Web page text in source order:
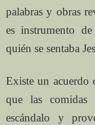
palabras y obras
es instrumento
quién se sentaba
Existe un acuerdo
que las comidas
escándalo y